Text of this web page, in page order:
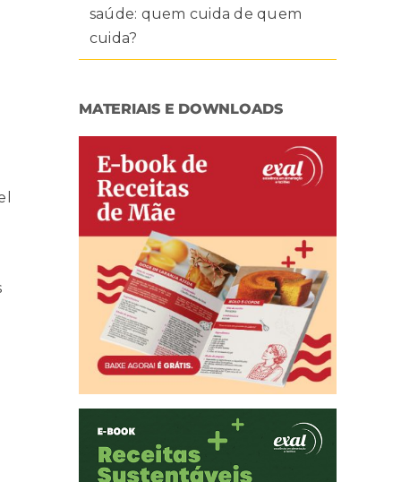
saúde: quem cuida de quem
cuida?
MATERIAIS E DOWNLOADS